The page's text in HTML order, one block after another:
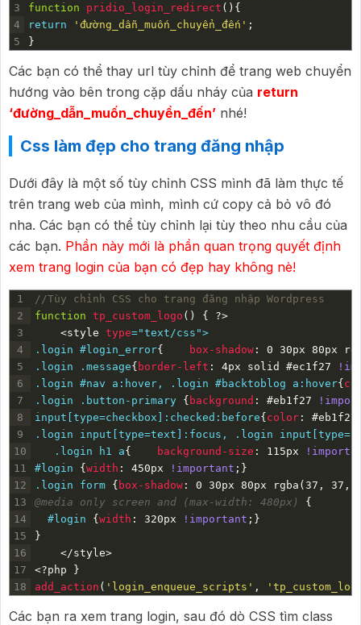
3
4
5
function
pridio_login_redirect ( ) {
return
'đường_dẫn_muốn_chuyển_đến' ;
}
Các bạn có thể thay url tùy chỉnh để trang web chuyển
hướng vào bên trong cặp dấu nháy của return
‘đường_dẫn_muốn_chuyển_đến’ nhé!
Css làm đẹp cho trang đăng nhập
Dưới đây là một số tùy chỉnh CSS mình đã làm thực tế
trên trang web của mình, mình cứ copy cả bỏ vô đó
nha. Các bạn có thể tùy chỉnh lại tùy theo nhu cầu của
các bạn. Phần này mới là phần quan trọng quyết định
xem trang login của bạn có đẹp hay không nè!
1
2
3
4
5
6
7
8
9
10
11
12
13
14
15
16
17
18
//Tùy chỉnh CSS cho trang đăng nhập Wordpress
function tp_custom_logo ( ) { ?>
<style type="text/css">
.login #login_error{ box-shadow : 0 30px 80px
.login .message{ border-left : 4px solid #ec1f27
.login #nav a:hover, .login #backtoblog a:hover{
.login .button-primary { background : #eb1f27
input[type=checkbox]:checked:before{color : #eb1f27
.login input[type=text]:focus, .login
.login h1 a{ background-size : 115px
#login {width : 450px !important ; }
.login form { box-shadow : 0 30px 80px rgba (37, 37,
@media only screen and (max-width: 480px) {
#login {width : 320px !important ; }
}
</style>
<?php
}
add_action ( 'login_enqueue_scripts' ,
Các bạn ra xem trang login, sau đó dò CSS tìm class